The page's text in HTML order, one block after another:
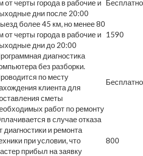
от черты города в рабочие и
дни после 20:00
Бесплатно
более 45 км, но менее 80
от черты города в рабочие и
дни до 20:00
1590
диагностика
без разборки.
по месту
клиента для
сметы
работ по ремонту
Бесплатно
в случае отказа
диагностики и ремонта
при условии, что
прибыл на заявку
800